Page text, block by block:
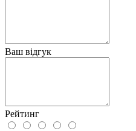
Ваш відгук
Рейтинг